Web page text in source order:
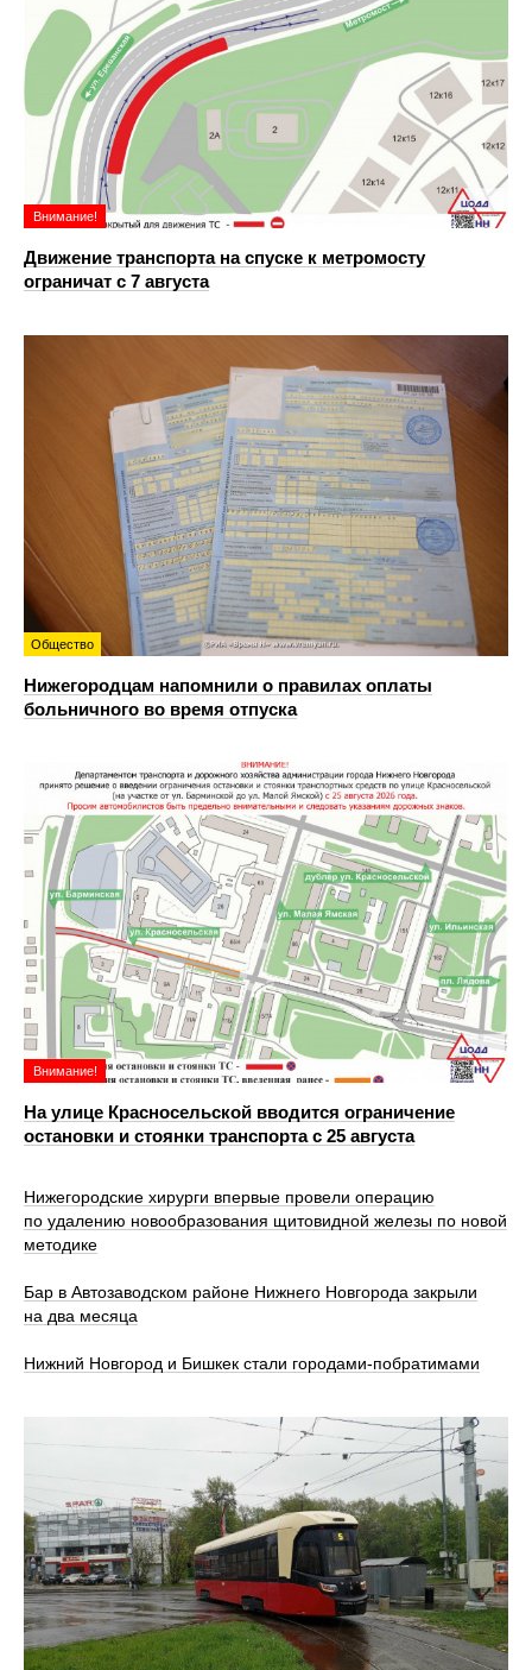
Внимание!
Движение транспорта на спуске к метромосту
ограничат с 7 августа
Общество
Нижегородцам напомнили о правилах оплаты
больничного во время отпуска
Внимание!
На улице Красносельской вводится ограничение
остановки и стоянки транспорта с 25 августа
Нижегородские хирурги впервые провели операцию
по удалению новообразования щитовидной железы по новой
методике
Бар в Автозаводском районе Нижнего Новгорода закрыли
на два месяца
Нижний Новгород и Бишкек стали городами-побратимами